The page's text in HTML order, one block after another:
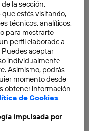
la sección,
estés visitando,
técnicos, analíticos,
para mostrarte
perfil elaborado a
Puedes aceptar
individualmente
Asimismo, podrás
momento desde
obtener información
de Cookies.
impulsada por